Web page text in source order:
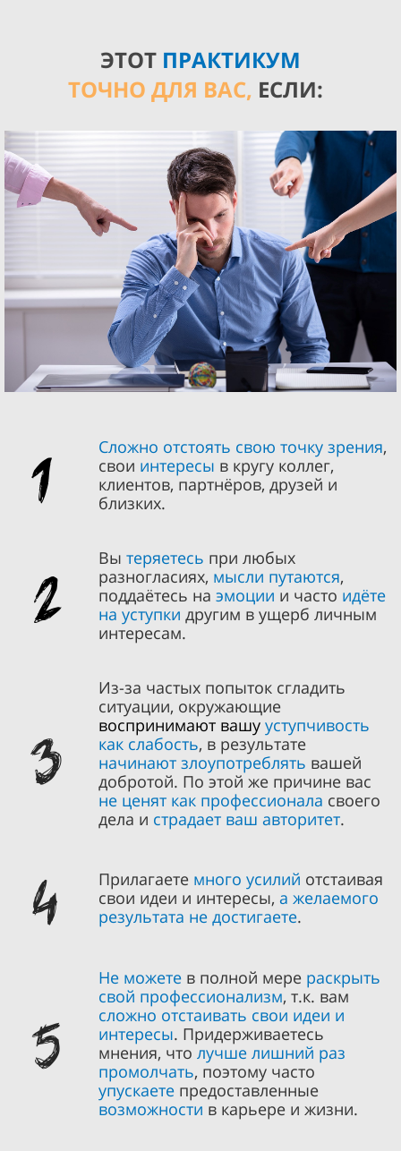
ЭТОТ ПРАКТИКУМ
ТОЧНО ДЛЯ ВАС, ЕСЛИ:
1 Сложно отстоять свою точку зрения,
свои интересы в кругу коллег,
клиентов, партнёров, друзей и
близких.
2 Вы теряетесь при любых
разногласиях, мысли путаются,
поддаётесь на эмоции и часто идёте
на уступки другим в ущерб личным
интересам.
3
Из-за частых попыток сгладить
ситуации, окружающие
воспринимают вашу уступчивость
как слабость, в результате
начинают злоупотреблять вашей
добротой. По этой же причине вас
не ценят как профессионала своего
дела и страдает ваш авторитет.
4 Прилагаете много усилий отстаивая
свои идеи и интересы, а желаемого
результата не достигаете.
5
Не можете в полной мере раскрыть
свой профессионализм, т.к. вам
сложно отстаивать свои идеи и
интересы. Придерживаетесь
мнения, что лучше лишний раз
промолчать, поэтому часто
упускаете предоставленные
возможности в карьере и жизни.